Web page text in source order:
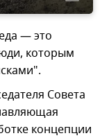
— это
которым
Совета
концепции